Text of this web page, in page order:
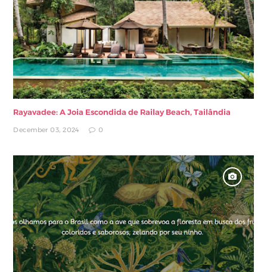
Rayavadee: A Joia Escondida de Railay Beach, Tailândia
December 03, 2024 0